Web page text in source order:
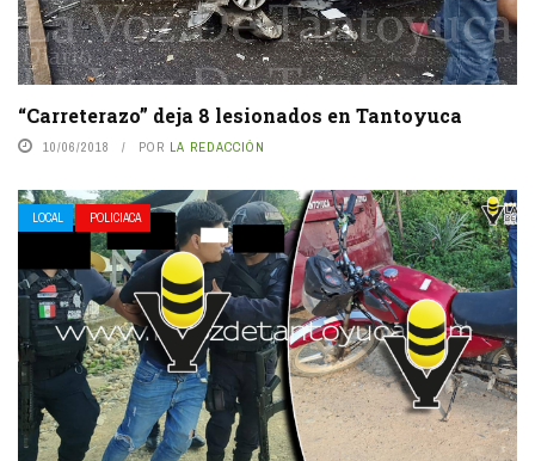
“Carreterazo” deja 8 lesionados en Tantoyuca
10/06/2018 POR LA REDACCIÓN
LOCAL POLICIACA